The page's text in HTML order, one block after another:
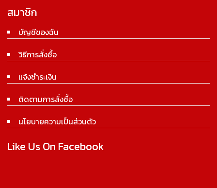
สมาชิก
บัญชีของฉัน
วิธีการสั่งซื้อ
แจ้งชำระเงิน
ติดตามการสั่งซื้อ
นโยบายความเป็นส่วนตัว
Like Us On Facebook